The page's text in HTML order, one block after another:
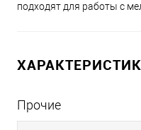
подходят для работы с
Прочие